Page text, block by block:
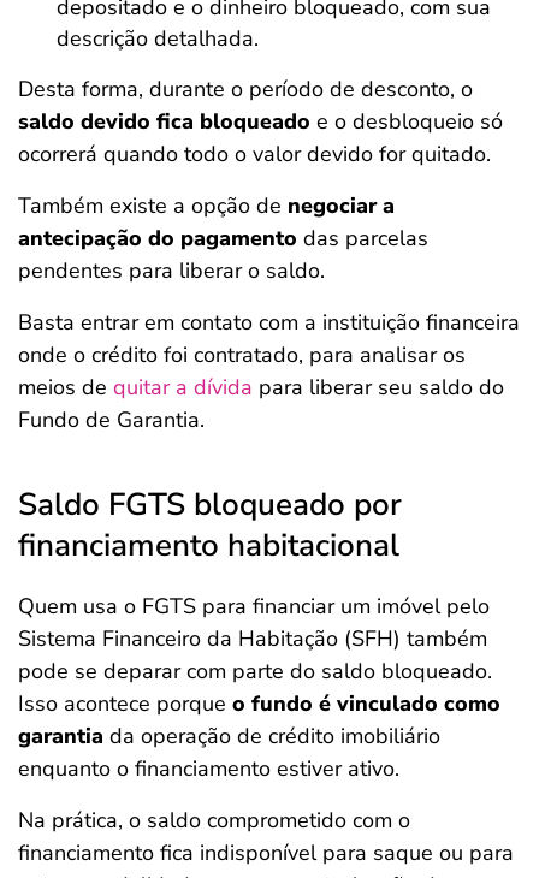
depositado e o dinheiro bloqueado, com sua
descrição detalhada.
Desta forma, durante o período de desconto, o
saldo devido fica bloqueado e o desbloqueio só
ocorrerá quando todo o valor devido for quitado.
Também existe a opção de negociar a
antecipação do pagamento das parcelas
pendentes para liberar o saldo.
Basta entrar em contato com a instituição financeira
onde o crédito foi contratado, para analisar os
meios de quitar a dívida para liberar seu saldo do
Fundo de Garantia.
Saldo FGTS bloqueado por
financiamento habitacional
Quem usa o FGTS para financiar um imóvel pelo
Sistema Financeiro da Habitação (SFH) também
pode se deparar com parte do saldo bloqueado.
Isso acontece porque o fundo é vinculado como
garantia da operação de crédito imobiliário
enquanto o financiamento estiver ativo.
Na prática, o saldo comprometido com o
financiamento fica indisponível para saque ou para